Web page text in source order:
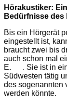
Hörakustiker:
Bedürfnisse des
Bis ein Hörgerät
eingestellt ist,
braucht zwei bis
auch schon mal
E. . Sie ist in
Südwesten tätig
des sogenannten
werden könnte.